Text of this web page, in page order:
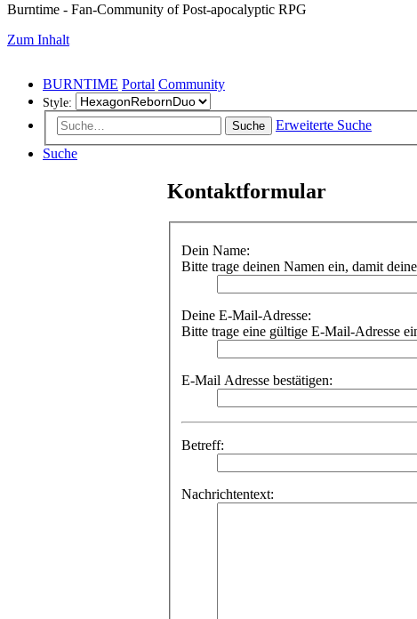
Burntime - Fan-Community of Post-apocalyptic RPG
Zum Inhalt
BURNTIME Portal Community
Style:
Suche
Erweiterte Suche
Suche
Kontaktformular
Dein Name:
Bitte trage deinen Namen ein, damit
Deine E-Mail-Adresse:
Bitte trage eine gültige E-Mail-Adresse
E-Mail Adresse bestätigen:
Betreff:
Nachrichtentext: